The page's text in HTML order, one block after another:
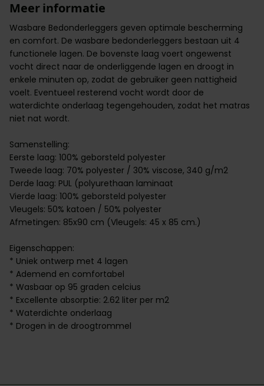
Meer informatie
Wasbare Bedonderleggers geven optimale bescherming
en comfort. De wasbare bedonderleggers bestaan uit 4
functionele lagen. De bovenste laag voert ongewenst
vocht direct naar de onderliggende lagen en droogt in
enkele minuten op, zodat de gebruiker geen nattigheid
voelt. Eventueel resterend vocht wordt door de
waterdichte onderlaag tegengehouden, zodat het matras
niet nat wordt.
Samenstelling:
Eerste laag: 100% geborsteld polyester
Tweede laag: 70% polyester / 30% viscose, 340 g/m2
Derde laag: PUL (polyurethaan laminaat
Vierde laag: 100% geborsteld polyester
Vleugels: 50% katoen / 50% polyester
Afmetingen: 85x90 cm (Vleugels: 45 x 85 cm.)
Eigenschappen:
* Uniek ontwerp met 4 lagen
* Ademend en comfortabel
* Wasbaar op 95 graden celcius
* Excellente absorptie: 2.62 liter per m2
* Waterdichte onderlaag
* Drogen in de droogtrommel